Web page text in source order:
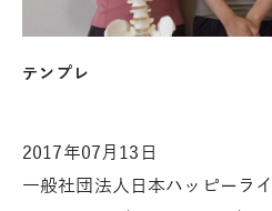
テンプレ
2017年07月13日
一般社団法人日本ハッピーラ